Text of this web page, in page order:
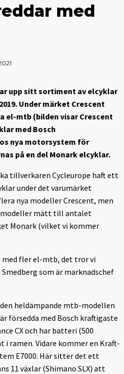
med
upp sitt sortiment av elcyklar
Under märket Crescent
el-mtb (bilden visar Crescent
med Bosch
nya motorsystem för
på en del Monark elcyklar.
tillverkaren Cycleurope haft ett
under det varumärket
nya modeller Crescent, men
mätt till antalet
Monark (vilket vi kommer
med fler el-mtb, det tror vi
som är marknadschef
heldämpande mtb-modellen
försedda med Bosch kraftigaste
CX och har batteri (500
i ramen. Vidare kommer en Kraft-
E7000. Här sitter det ett
11 växlar (Shimano SLX) att